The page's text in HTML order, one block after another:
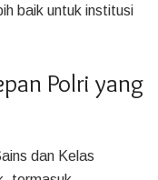
baik untuk institusi
Polri yang
dan Kelas